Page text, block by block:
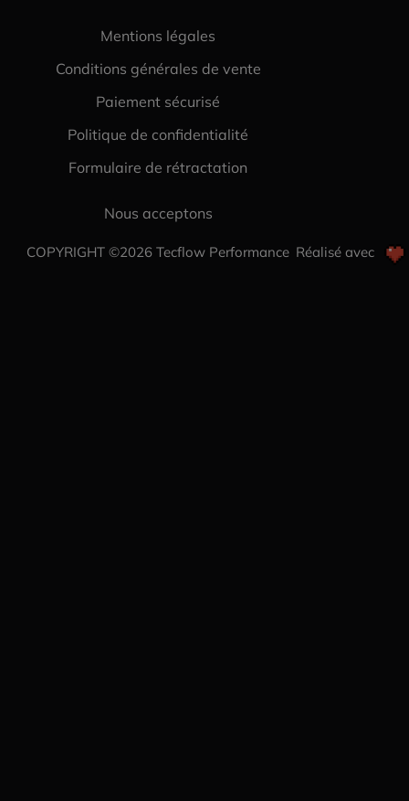
Mentions légales
Conditions générales de vente
Paiement sécurisé
Politique de confidentialité
Formulaire de rétractation
COPYRIGHT ©2026 Tecflow Performance Réalisé avec
Nous acceptons